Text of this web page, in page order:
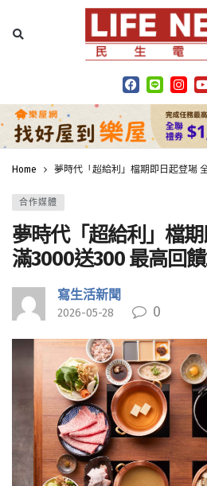
Home 夢時代「超給利」檔期即日起登場
合作媒體
夢時代「超給利」檔
滿3000送300 最高回
寫生活新聞
2026-05-28 0